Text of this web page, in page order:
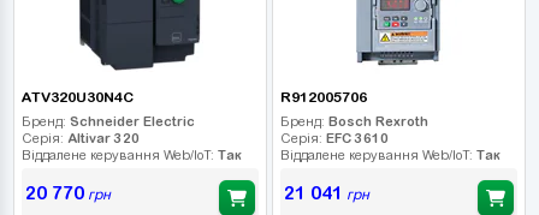
ATV320U30N4C
Бренд: Schneider Electric
Серія: Altivar 320
Віддалене керування Web/IoT: Так
20 770грн
R912005706
Бренд: Bosch Rexroth
Серія: EFC 3610
Віддалене керування Web/IoT: Так
21 041 грн